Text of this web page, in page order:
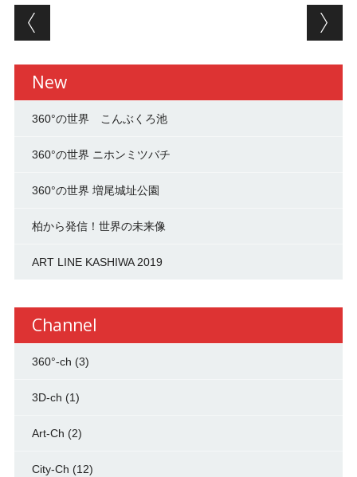
Post navigation
New
360°の世界 こんぶくろ池
360°の世界 ニホンミツバチ
360°の世界 増尾城址公園
柏から発信！世界の未来像
ART LINE KASHIWA 2019
Channel
360°-ch (3)
3D-ch (1)
Art-Ch (2)
City-Ch (12)